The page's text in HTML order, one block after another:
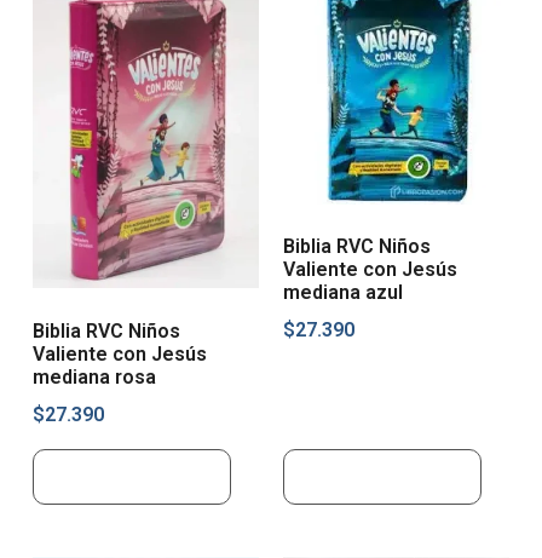
Biblia RVC Niños
Valiente con Jesús
mediana rosa
$27.390
Biblia RVC Niños
Valiente con Jesús
mediana azul
$27.390